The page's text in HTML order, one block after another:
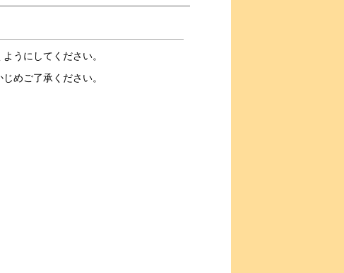
うにしてください。
めご了承ください。